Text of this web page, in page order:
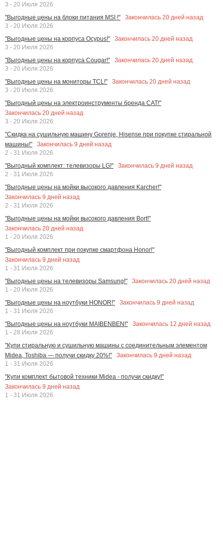
3 - 20 Июля 2026
"Выгодные цены на блоки питания MSI !"
Закончилась 20 дней назад
3 - 20 Июля 2026
"Выгодные цены на корпуса Ocypus!"
Закончилась 20 дней назад
3 - 20 Июля 2026
"Выгодные цены на корпуса Cougar!"
Закончилась 20 дней назад
3 - 20 Июля 2026
"Выгодные цены на мониторы TCL!"
Закончилась 20 дней назад
3 - 20 Июля 2026
"Выгодный цены на электроинструменты бренда CAT!"
Закончилась 20 дней назад
3 - 20 Июля 2026
"Скидка на сушильную машину Gorenje, Hisense при покупке стиральной
машины!"
Закончилась 9 дней назад
2 - 31 Июля 2026
"Выгодный комплект: телевизоры LG!"
Закончилась 9 дней назад
2 - 31 Июля 2026
"Выгодные цены на мойки высокого давления Karcher!"
Закончилась 9 дней назад
2 - 31 Июля 2026
"Выгодные цены на мойки высокого давления Bort!"
Закончилась 20 дней назад
1 - 20 Июля 2026
"Выгодный комплект при покупке смартфона Honor!"
Закончилась 9 дней назад
1 - 31 Июля 2026
"Выгодные цены на телевизоры Samsung!"
Закончилась 20 дней назад
1 - 20 Июля 2026
"Выгодные цены на ноутбуки HONOR!"
Закончилась 9 дней назад
1 - 31 Июля 2026
"Выгодные цены на ноутбуки MAIBENBEN!"
Закончилась 12 дней назад
1 - 28 Июля 2026
"Купи стиральную и сушильную машины с соединительным элементом
Midea, Toshiba — получи скидку 20%!"
Закончилась 9 дней назад
1 - 31 Июля 2026
"Купи комплект бытовой техники Midea - получи скидку!"
Закончилась 9 дней назад
1 - 31 Июля 2026